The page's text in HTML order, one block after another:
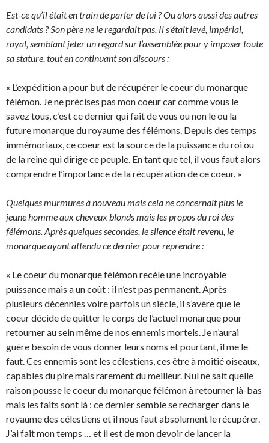
Est-ce qu’il était en train de parler de lui ? Ou alors aussi des autres
candidats ? Son père ne le regardait pas. Il s’était levé, impérial,
royal, semblant jeter un regard sur l’assemblée pour y imposer toute
sa stature, tout en continuant son discours :
« L’expédition a pour but de récupérer le coeur du monarque
félémon. Je ne précises pas mon coeur car comme vous le
savez tous, c’est ce dernier qui fait de vous ou non le ou la
future monarque du royaume des félémons. Depuis des temps
immémoriaux, ce coeur est la source de la puissance du roi ou
de la reine qui dirige ce peuple. En tant que tel, il vous faut alors
comprendre l’importance de la récupération de ce coeur. »
Quelques murmures à nouveau mais cela ne concernait plus le
jeune homme aux cheveux blonds mais les propos du roi des
félémons. Après quelques secondes, le silence était revenu, le
monarque ayant attendu ce dernier pour reprendre :
« Le coeur du monarque félémon recèle une incroyable
puissance mais a un coût : il n’est pas permanent. Après
plusieurs décennies voire parfois un siècle, il s’avère que le
coeur décide de quitter le corps de l’actuel monarque pour
retourner au sein même de nos ennemis mortels. Je n’aurai
guère besoin de vous donner leurs noms et pourtant, il me le
faut. Ces ennemis sont les célestiens, ces être à moitié oiseaux,
capables du pire mais rarement du meilleur. Nul ne sait quelle
raison pousse le coeur du monarque félémon à retourner là-bas
mais les faits sont là : ce dernier semble se recharger dans le
royaume des célestiens et il nous faut absolument le récupérer.
J’ai fait mon temps … et il est de mon devoir de lancer la